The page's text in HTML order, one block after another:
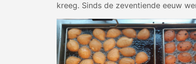
kreeg. Sinds de zeventiende eeuw